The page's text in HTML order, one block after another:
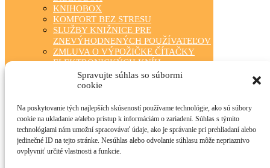
Spravujte súhlas so súbormi
cookie
Na poskytovanie tých najlepších skúseností používame technológie, ako sú súbory
cookie na ukladanie a/alebo prístup k informáciám o zariadení. Súhlas s týmito
technológiami nám umožní spracovávať údaje, ako je správanie pri prehliadaní alebo
jedinečné ID na tejto stránke. Nesúhlas alebo odvolanie súhlasu môže nepriaznivo
ovplyvniť určité vlastnosti a funkcie.
KNIHOBOX
KOMFORT BEZ STRESU
SLUŽBY KNIŽNICE PRE
ZNEVÝHODNENÝCH POUŽÍVATEĽOV
ZMLUVA O VÝPOŽIČKE ČÍTAČKY
ELEKTRONICKÝCH KNÍH
ZÁBAVA PRE KAŽDÉHO
TRIEDA ČÍTA S NAMI
STÁLA PONUKA
FOTOGALÉRIA
OBECNÉ KNIŽNICE
MANIFEST O VEREJNÝCH
KNIŽNICIACH